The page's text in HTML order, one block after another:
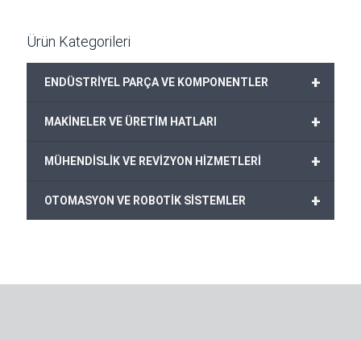
Ürün Kategorileri
+
ENDÜSTRİYEL PARÇA VE KOMPONENTLER
+
MAKİNELER VE ÜRETİM HATLARI
+
MÜHENDİSLİK VE REVİZYON HİZMETLERİ
+
OTOMASYON VE ROBOTİK SİSTEMLER